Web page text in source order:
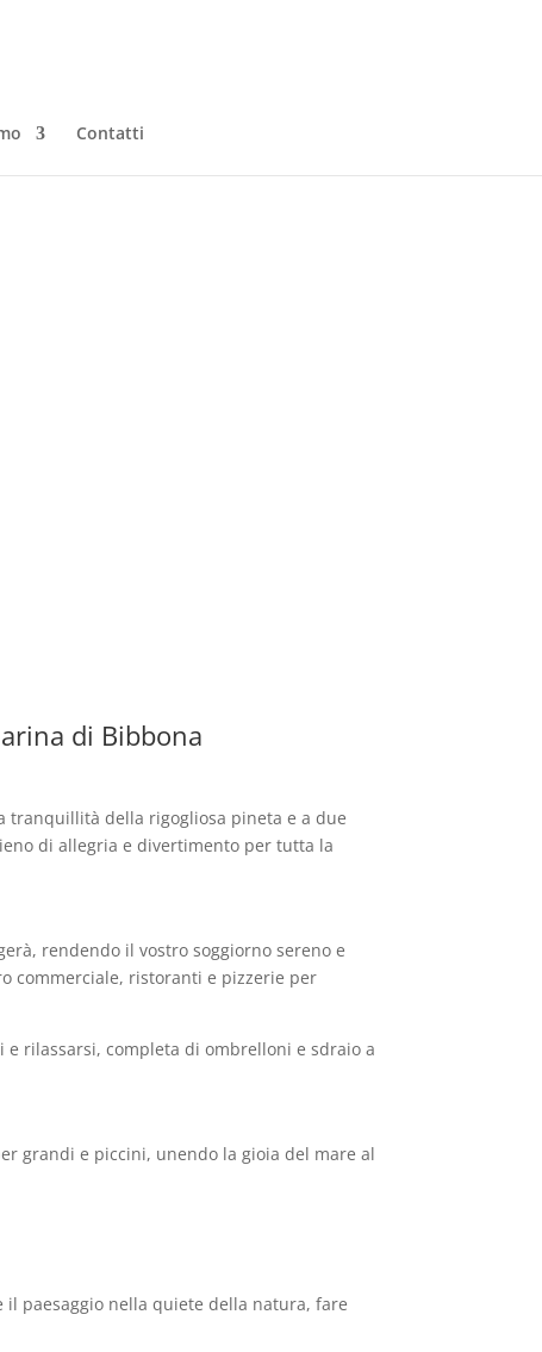
Contatti
di Bibbona
tranquillità della rigogliosa pineta e a due
di allegria e divertimento per tutta la
rendendo il vostro soggiorno sereno e
commerciale, ristoranti e pizzerie per
rilassarsi, completa di ombrelloni e sdraio a
grandi e piccini, unendo la gioia del mare al
paesaggio nella quiete della natura, fare